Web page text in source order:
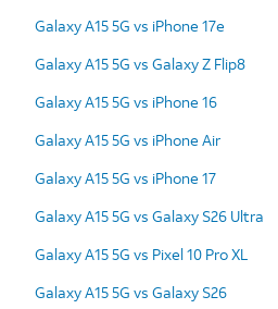
Galaxy A15 5G vs iPhone 17e
Galaxy A15 5G vs Galaxy Z Flip8
Galaxy A15 5G vs iPhone 16
Galaxy A15 5G vs iPhone Air
Galaxy A15 5G vs iPhone 17
Galaxy A15 5G vs Galaxy S26 Ultra
Galaxy A15 5G vs Pixel 10 Pro XL
Galaxy A15 5G vs Galaxy S26